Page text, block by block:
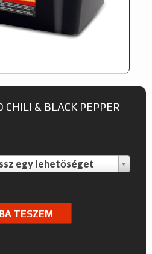
& BLACK PEPPER
egy lehetőséget
TESZEM